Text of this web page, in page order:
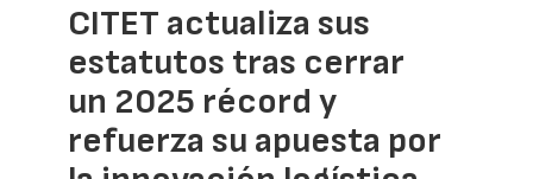
CITET actualiza sus
estatutos tras cerrar
un 2025 récord y
refuerza su apuesta por